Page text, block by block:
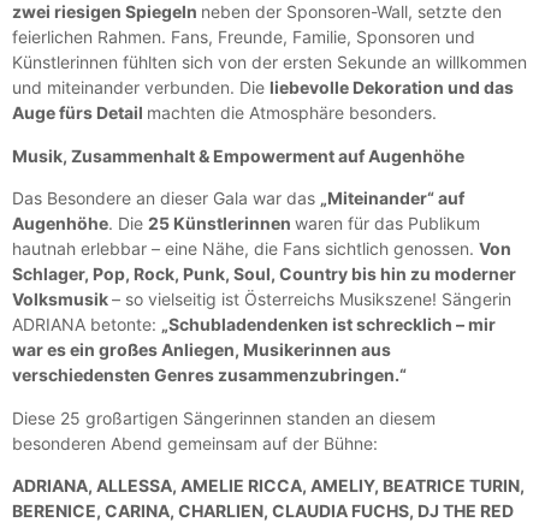
zwei riesigen Spiegeln neben der Sponsoren-Wall, setzte den
feierlichen Rahmen. Fans, Freunde, Familie, Sponsoren und
Künstlerinnen fühlten sich von der ersten Sekunde an willkommen
und miteinander verbunden. Die liebevolle Dekoration und das
Auge fürs Detail machten die Atmosphäre besonders.
Musik, Zusammenhalt & Empowerment auf Augenhöhe
Das Besondere an dieser Gala war das „Miteinander“ auf
Augenhöhe. Die 25 Künstlerinnen waren für das Publikum
hautnah erlebbar – eine Nähe, die Fans sichtlich genossen. Von
Schlager, Pop, Rock, Punk, Soul, Country bis hin zu moderner
Volksmusik– so vielseitig ist Österreichs Musikszene! Sängerin
ADRIANA betonte: „Schubladendenken ist schrecklich – mir
war es ein großes Anliegen, Musikerinnen aus
verschiedensten Genres zusammenzubringen.“
Diese 25 großartigen Sängerinnen standen an diesem
besonderen Abend gemeinsam auf der Bühne:
ADRIANA, ALLESSA, AMELIE RICCA, AMELIY, BEATRICE TURIN,
BERENICE, CARINA, CHARLIEN, CLAUDIA FUCHS, DJ THE RED